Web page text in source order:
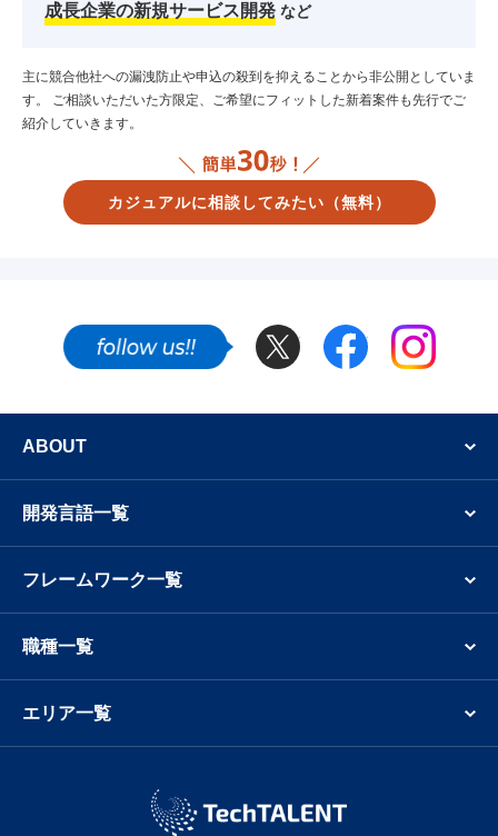
成長企業の新規サービス開発 など
主に競合他社への漏洩防止や申込の殺到を抑えることから非公開としていま
す。 ご相談いただいた方限定、ご希望にフィットした新着案件も先行でご
紹介していきます。
カジュアルに相談してみたい （無料）
Twitter Facebook Instagram
ABOUT
開発言語一覧
フレームワーク一覧
職種一覧
エリア一覧